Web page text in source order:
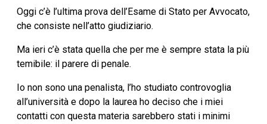
Oggi c’è l’ultima prova dell’Esame di Stato per Avvocato,
che consiste nell’atto giudiziario.
Ma ieri c’è stata quella che per me è sempre stata la più
temibile: il parere di penale.
Io non sono una penalista, l’ho studiato controvoglia
all’università e dopo la laurea ho deciso che i miei
contatti con questa materia sarebbero stati i minimi